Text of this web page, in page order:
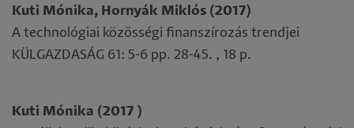
Kuti Mónika, Hornyák Miklós (2017)
A technológiai közösségi finanszírozás trendjei
KÜLGAZDASÁG 61: 5-6 pp. 28-45. , 18 p.
Kuti Mónika (2017 )